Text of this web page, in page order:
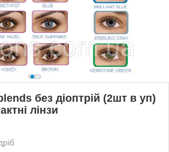
без діоптрій (2шт в уп)
лінзи